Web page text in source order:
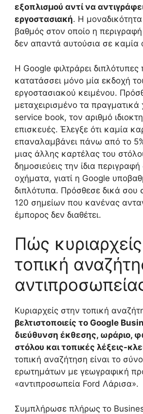
εξοπλισμού αντί να
εργοστασιακή. Η
βαθμός στον οποίο η
δεν απαντά αυτούσια σε καμία
Η Google φιλτράρει διπλότυπες
κατατάσσει μόνο μία εκδοχή
εργοστασιακού κειμένου.
μεταχειρισμένο τα πραγματικά
service book, τον αριθμό
επισκευές. Έλεγξε ότι καμία
επαναλαμβάνει πάνω από το
μιας άλλης καρτέλας του
δημοσιεύεις την ίδια
οχήματα, γιατί η Google
διπλότυπα. Πρόσθεσε δικά σου
120 σημείων που κανένας
έμπορος δεν διαθέτει.
Πώς
τοπική
Κυριαρχείς στην τοπική
βελτιστοποιείς το Google
διεύθυνση έκθεσης, ωράριο,
στόλου και τοπικές λέξεις-
τοπική αναζήτηση είναι το
ερωτημάτων με γεωγραφική
«αντιπροσωπεία Ford Λάρισα».
Συμπλήρωσε πλήρως το